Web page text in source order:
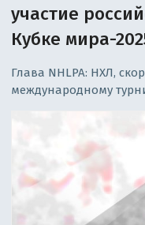
участие
Кубке мира-
Глава NHLPA: НХЛ,
международному